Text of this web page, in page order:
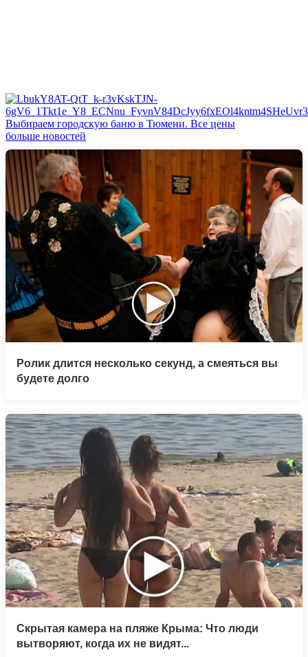
Выбираем городскую баню в Тюмени. Все цены
больше новостей
Ролик длится несколько секунд, а смеяться вы
будете долго
Скрытая камера на пляже Крыма: Что люди
вытворяют, когда их не видят...